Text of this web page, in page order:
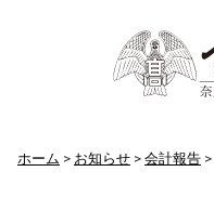
ホーム お知らせ 会計報告